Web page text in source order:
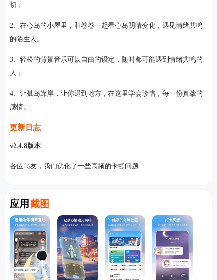
切；
2、在心岛的小屋里，和卷卷一起看心岛阴晴变化，遇见情绪共鸣
的陌生人。
3、轻松的背景音乐可以自由的设定，随时都可能遇到情绪共鸣的
人；
4、让孤岛靠岸，让你遇到地方，在这里学会珍惜，每一份真挚的
感情。
更新日志
v2.4.8版本
各位岛友，我们优化了一些高频的卡顿问题
应用 截图
Screenshot